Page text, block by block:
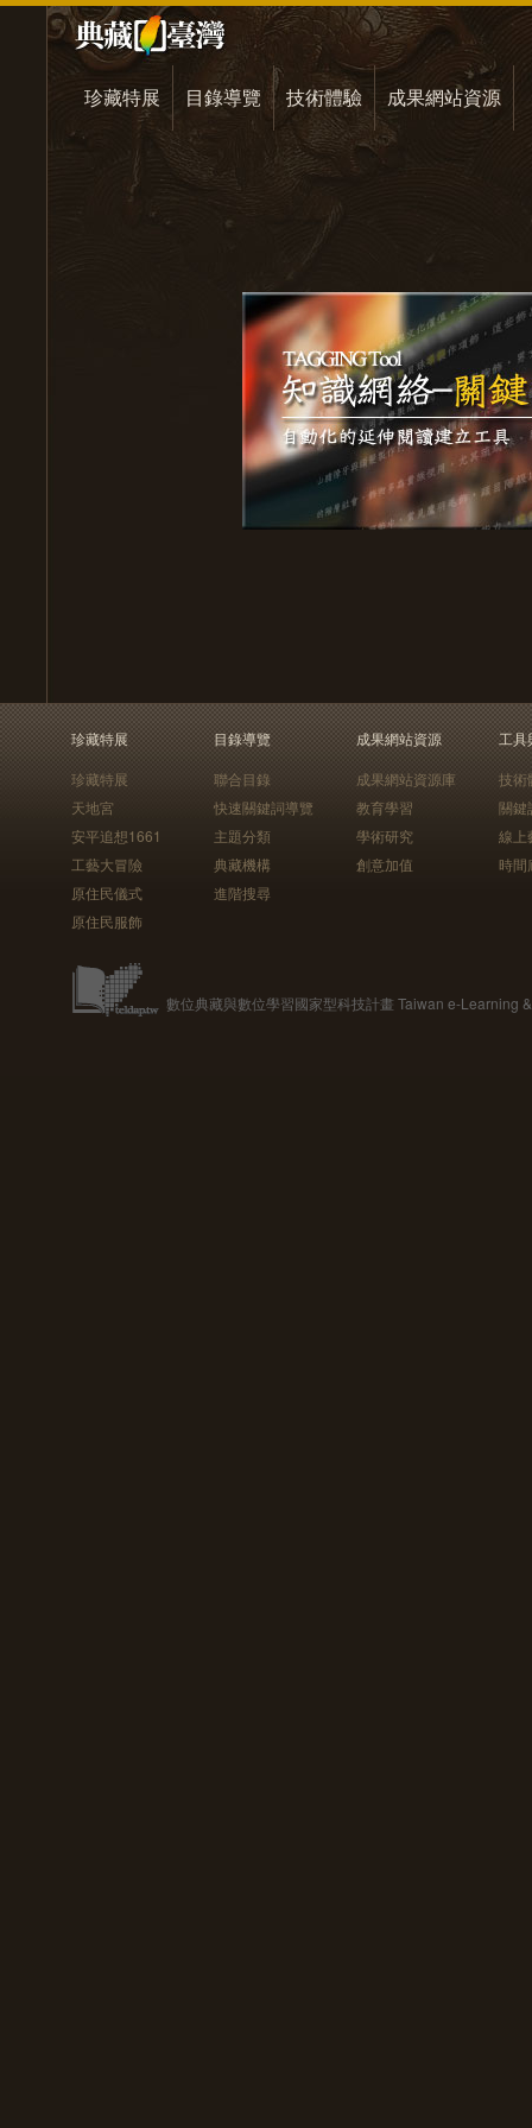
珍藏特展 目錄導覽 技術體驗 成果網站資源
珍藏特展
珍藏特展
天地宮
安平追想1661
工藝大冒險
原住民儀式
原住民服飾
目錄導覽
聯合目錄
快速關鍵詞導覽
主題分類
典藏機構
進階搜尋
成果網站資源
成果網站資源庫
教育學習
學術研究
創意加值
工具
技術
關鍵
線上
時間
數位典藏與數位學習國家型科技計畫 Taiwan e-Learning